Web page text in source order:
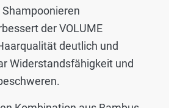
der VOLUME
deutlich und
Widerstandsfähigkeit und